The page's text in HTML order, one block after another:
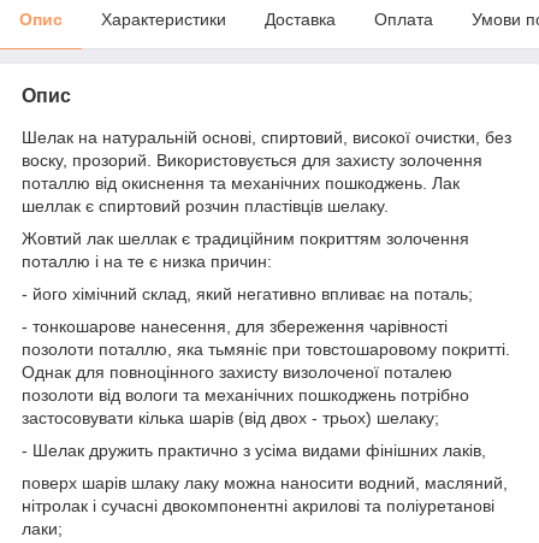
Опис Характеристики Доставка Оплата Умови
Опис
Шелак на натуральній основі, спиртовий, високої очистки, без
воску, прозорий. Використовується для захисту золочення
поталлю від окиснення та механічних пошкоджень. Лак
шеллак є спиртовий розчин пластівців шелаку.
Жовтий лак шеллак є традиційним покриттям золочення
поталлю і на те є низка причин:
- його хімічний склад, який негативно впливає на поталь;
- тонкошарове нанесення, для збереження чарівності
позолоти поталлю, яка тьмяніє при товстошаровому покритті.
Однак для повноцінного захисту визолоченої поталею
позолоти від вологи та механічних пошкоджень потрібно
застосовувати кілька шарів (від двох - трьох) шелаку;
- Шелак дружить практично з усіма видами фінішних лаків,
поверх шарів шлаку лаку можна наносити водний, масляний,
нітролак і сучасні двокомпонентні акрилові та поліуретанові
лаки;